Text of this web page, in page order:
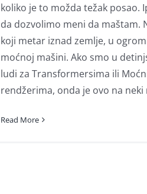
koliko je to možda težak posao.
da dozvolimo meni da maštam.
koji metar iznad zemlje, u
moćnoj mašini. Ako smo u
ludi za Transformersima ili
rendžerima, onda je ovo na neki
Read More